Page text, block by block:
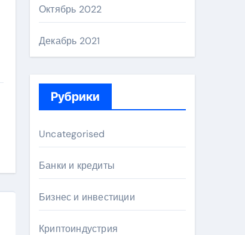
Октябрь 2022
Декабрь 2021
Рубрики
Uncategorised
Банки и кредиты
Бизнес и инвестиции
Криптоиндустрия